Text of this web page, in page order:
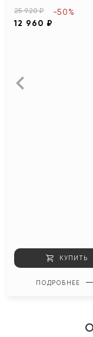
25 920 ₽
12 960 ₽
-50%
КУПИТЬ
ПОДРОБНЕЕ